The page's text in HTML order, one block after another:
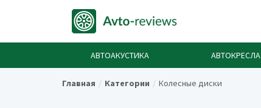
АВТОАКУСТИКА АВТОКРЕСЛА
Главная Категории Колесные диски